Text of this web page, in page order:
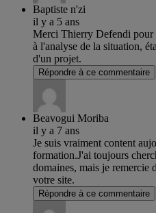
Baptiste n'zi
il y a 5 ans
Merci Thierry Defendi pour
à l'analyse de la situation,
d'un projet.
Répondre à ce commentaire
Beavogui Moriba
il y a 7 ans
Je suis vraiment content
formation.J'ai toujours
domaines, mais je remercie
votre site.
Répondre à ce commentaire